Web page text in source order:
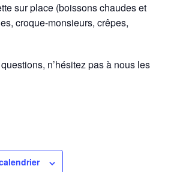
sur place (boissons chaudes et
croque-monsieurs, crêpes,
n’hésitez pas à nous les